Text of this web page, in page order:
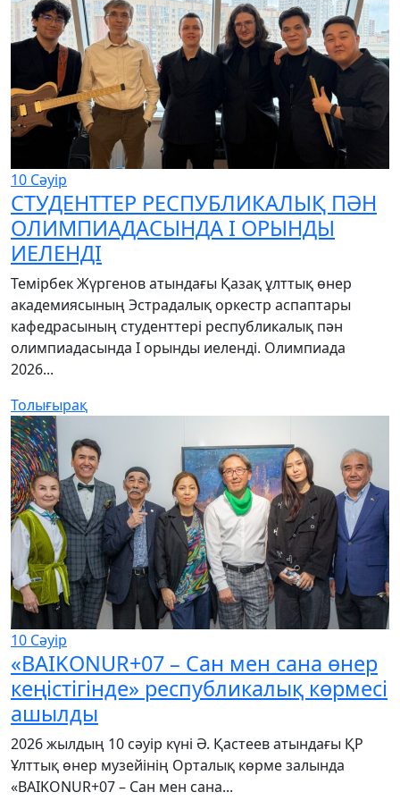
10 Сәуір
СТУДЕНТТЕР РЕСПУБЛИКАЛЫҚ ПӘН
ОЛИМПИАДАСЫНДА І ОРЫНДЫ
ИЕЛЕНДІ
Темірбек Жүргенов атындағы Қазақ ұлттық өнер
академиясының Эстрадалық оркестр аспаптары
кафедрасының студенттері республикалық пән
олимпиадасында І орынды иеленді. Олимпиада
2026...
Толығырақ
10 Сәуір
«BAIKONUR+07 – Сан мен сана өнер
кеңістігінде» республикалық көрмесі
ашылды
2026 жылдың 10 сәуір күні Ә. Қастеев атындағы ҚР
Ұлттық өнер музейінің Орталық көрме залында
«BAIKONUR+07 – Сан мен сана...